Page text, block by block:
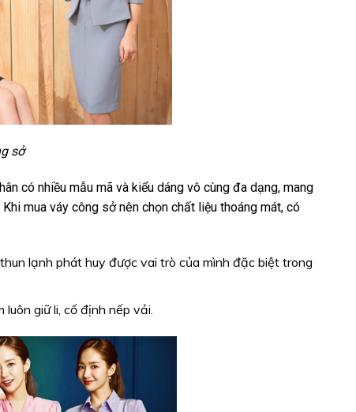
sở
có nhiều mẫu mã và kiểu dáng vô cùng đa dạng, mang
mua váy công sở nên chọn chất liệu thoáng mát, có
lạnh phát huy được vai trò của mình đặc biệt trong
giữ li, cố định nếp vải.